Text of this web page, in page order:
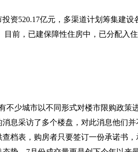
投资520.17亿元，多渠道计划筹集建设
目前，已建保障性住房中，已分配入住
不少城市以不同形式对楼市限购政
息采访了多个楼盘，对此消息他们
档表，购房者只要签订一份承诺书